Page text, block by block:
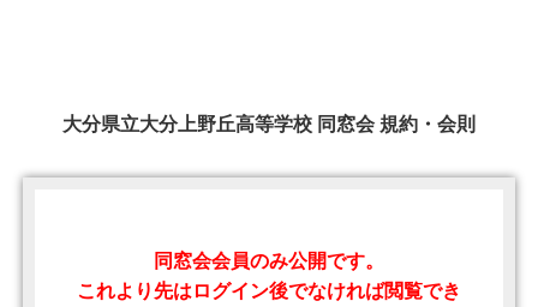
大分県立大分上野丘高等学校 同窓会 規約・会則
同窓会会員のみ公開です。
これより先はログイン後でなければ閲覧でき